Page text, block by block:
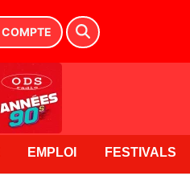
COMPTE
EMPLOI FESTIVALS